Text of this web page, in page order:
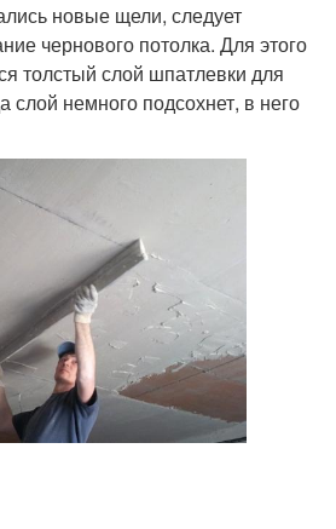
новые щели, следует
чернового потолка. Для этого
толстый слой шпатлевки для
слой немного подсохнет, в него